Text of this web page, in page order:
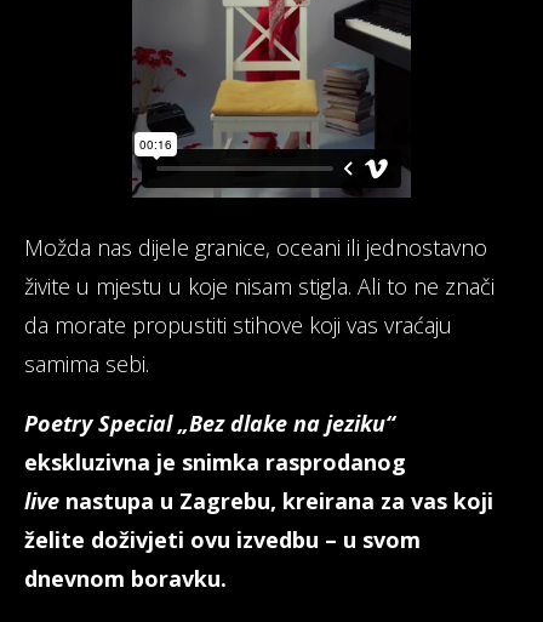
Možda nas dijele granice, oceani ili jednostavno
živite u mjestu u koje nisam stigla. Ali to ne znači
da morate propustiti stihove koji vas vraćaju
samima sebi.
Poetry Special „Bez dlake na jeziku“
ekskluzivna je snimka rasprodanog
live nastupa u Zagrebu, kreirana za vas koji
želite doživjeti ovu izvedbu – u svom
dnevnom boravku.